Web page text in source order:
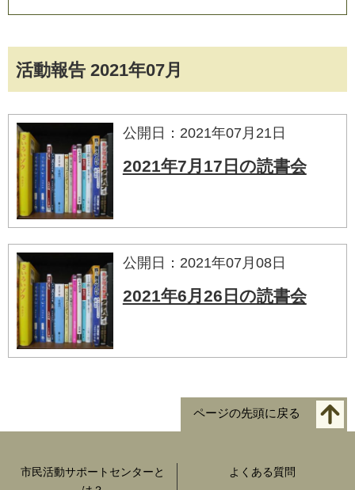
活動報告 2021年07月
公開日：2021年07月21日
2021年7月17日の読書会
公開日：2021年07月08日
2021年6月26日の読書会
ページの先頭に戻る
市民活動サポートセンターと
よくある質問